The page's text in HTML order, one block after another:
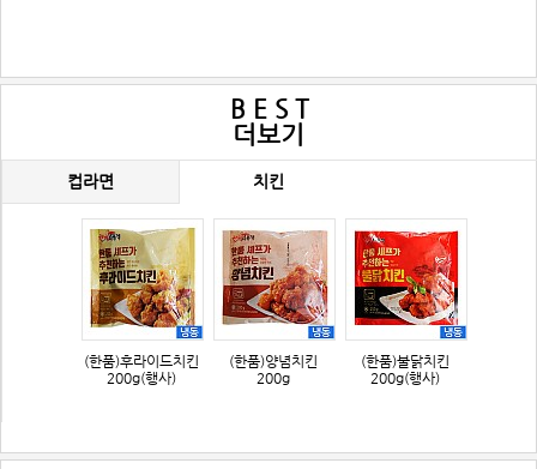
B E S T
더보기
컵라면 치킨
(한품)후라이드치킨
200g(행사)
(한품)양념치킨
200g
(한품)불닭치킨
200g(행사)